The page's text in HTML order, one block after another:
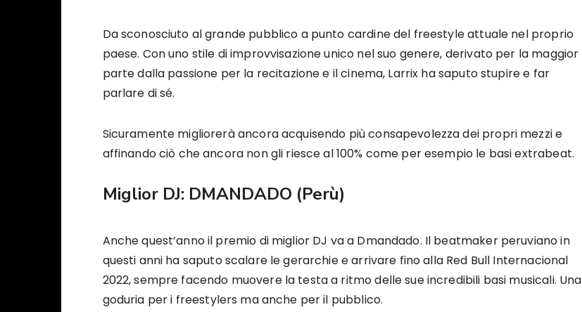
Da sconosciuto al grande pubblico a punto cardine del freestyle attuale nel proprio
paese. Con uno stile di improvvisazione unico nel suo genere, derivato per la maggior
parte dalla passione per la recitazione e il cinema, Larrix ha saputo stupire e far
parlare di sé.
Sicuramente migliorerà ancora acquisendo più consapevolezza dei propri mezzi e
affinando ciò che ancora non gli riesce al 100% come per esempio le basi extrabeat.
Miglior DJ: DMANDADO (Perù)
Anche quest’anno il premio di miglior DJ va a Dmandado. Il beatmaker peruviano in
questi anni ha saputo scalare le gerarchie e arrivare fino alla Red Bull Internacional
2022, sempre facendo muovere la testa a ritmo delle sue incredibili basi musicali. Una
goduria per i freestylers ma anche per il pubblico.